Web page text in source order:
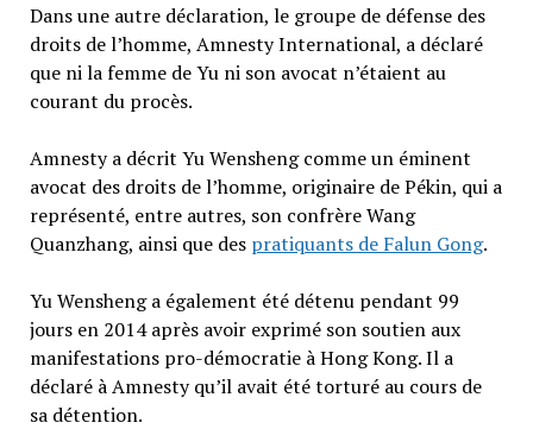
Dans une autre déclaration, le groupe de défense des
droits de l’homme, Amnesty International, a déclaré
que ni la femme de Yu ni son avocat n’étaient au
courant du procès.
Amnesty a décrit Yu Wensheng comme un éminent
avocat des droits de l’homme, originaire de Pékin, qui a
représenté, entre autres, son confrère Wang
Quanzhang, ainsi que des pratiquants de Falun Gong.
Yu Wensheng a également été détenu pendant 99
jours en 2014 après avoir exprimé son soutien aux
manifestations pro-démocratie à Hong Kong. Il a
déclaré à Amnesty qu’il avait été torturé au cours de
sa détention.